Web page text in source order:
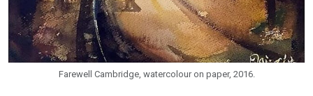
Farewell Cambridge, watercolour on paper, 2016.